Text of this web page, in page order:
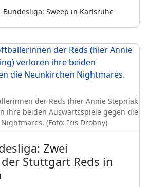
Bundesliga: Sweep in Karlsruhe
der Reds (hier Annie Stepniak
ihre beiden Auswärtsspiele gegen die
(Foto: Iris Drobny)
Zwei
Stuttgart Reds in